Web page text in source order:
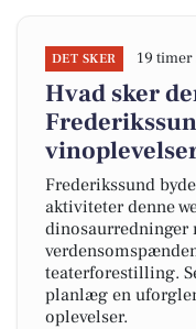
DET SKER 19 timer
Hvad sker
Frederikssund
aktiviteter denne
dinosaurredninger
teaterforestilling.
planlæg en
oplevelser.